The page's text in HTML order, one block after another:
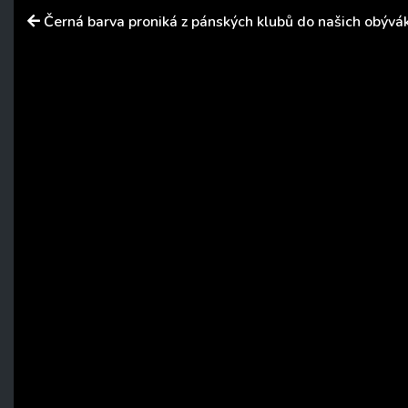
Černá barva proniká z pánských klubů do našich